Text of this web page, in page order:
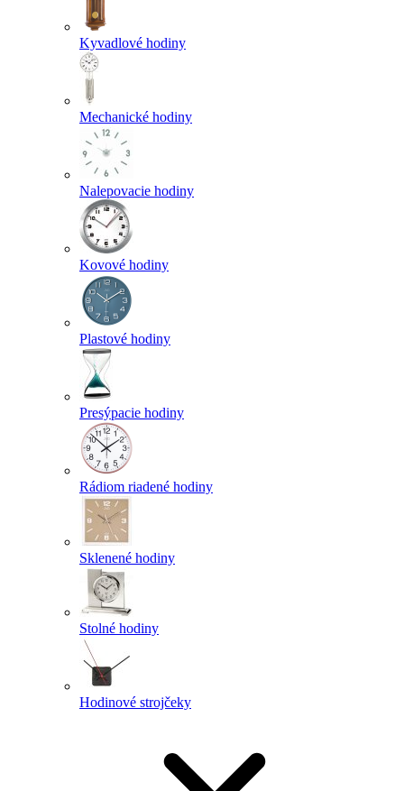
Kyvadlové hodiny
Mechanické hodiny
Nalepovacie hodiny
Kovové hodiny
Plastové hodiny
Presýpacie hodiny
Rádiom riadené hodiny
Sklenené hodiny
Stolné hodiny
Hodinové strojčeky